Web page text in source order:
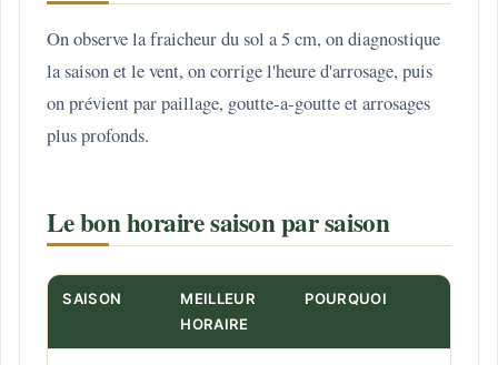
On observe la fraicheur du sol a 5 cm, on diagnostique
la saison et le vent, on corrige l'heure d'arrosage, puis
on prévient par paillage, goutte-a-goutte et arrosages
plus profonds.
Le bon horaire saison par saison
SAISON
MEILLEUR
HORAIRE
POURQUOI